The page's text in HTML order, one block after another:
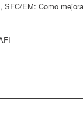
SFC/EM: Como